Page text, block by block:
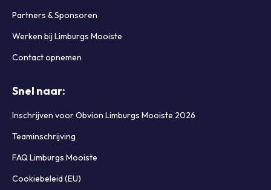
Partners & Sponsoren
Werken bij Limburgs Mooiste
Contact opnemen
Snel naar:
Inschrijven voor Obvion Limburgs Mooiste 2026
Teaminschrijving
FAQ Limburgs Mooiste
Cookiebeleid (EU)